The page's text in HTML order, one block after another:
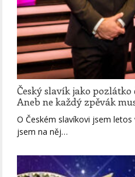
Český slavík jako
Aneb ne každý zpěvák
O Českém slavíkovi jsem
jsem na něj…